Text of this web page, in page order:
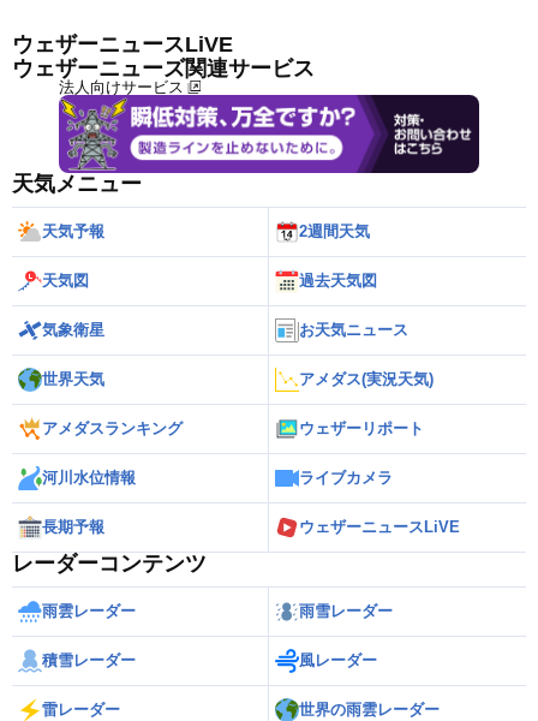
ウェザーニュースLiVE
ウェザーニューズ関連サービス
法人向けサービス
天気メニュー
天気予報 2週間天気
天気図 過去天気図
気象衛星 お天気ニュース
世界天気 アメダス(実況天気)
アメダスランキング ウェザーリポート
河川水位情報 ライブカメラ
長期予報 ウェザーニュースLiVE
レーダーコンテンツ
雨雲レーダー 雨雪レーダー
積雪レーダー 風レーダー
雷レーダー 世界の雨雲レーダー